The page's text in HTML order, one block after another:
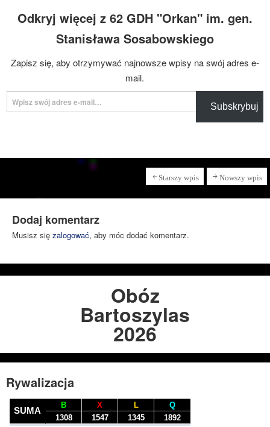
Odkryj więcej z 62 GDH "Orkan" im. gen.
Stanisława Sosabowskiego
Zapisz się, aby otrzymywać najnowsze wpisy na swój adres e-
mail.
Wpisz swój adres e-mail…
Subskrybuj
Starszy wpis Nowszy wpis
Dodaj komentarz
Musisz się zalogować, aby móc dodać komentarz.
Obóz
Bartoszylas
2026
Rywalizacja